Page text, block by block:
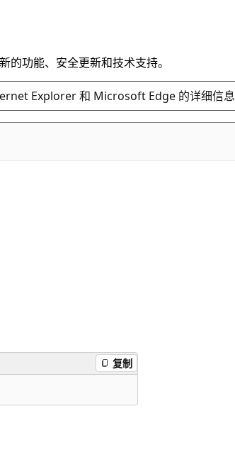
功能、安全更新和技术支持。
Explorer 和 Microsoft Edge 的详细信息
复制